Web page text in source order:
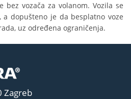
vozača za volanom. Vozila se
dopušteno je da besplatno voze
uz određena ograničenja.
Zagreb